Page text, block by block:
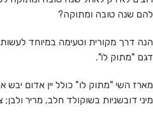
להם שנה טובה ומתוקה?
הנה דרך מקורית וטעימה במיוחד
דגם "מתוק לו".
מארז השי "מתוק לו" כולל יין אדום יבש
מיני דובשניות בשוקולד חלב, מריר ולבן;